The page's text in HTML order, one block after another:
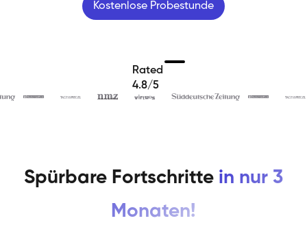
Kostenlose Probestunde
Rated
4.8/5
Spürbare Fortschritte in nur 3
Monaten!